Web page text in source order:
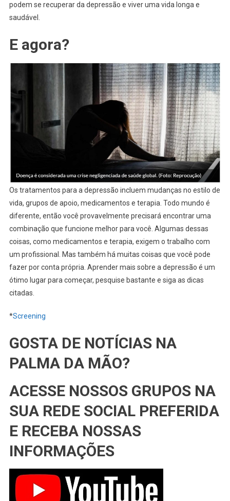
podem se recuperar da depressão e viver uma vida longa e
saudável.
E agora?
Os tratamentos para a depressão incluem mudanças no estilo de
vida, grupos de apoio, medicamentos e terapia. Todo mundo é
diferente, então você provavelmente precisará encontrar uma
combinação que funcione melhor para você. Algumas dessas
coisas, como medicamentos e terapia, exigem o trabalho com
um profissional. Mas também há muitas coisas que você pode
fazer por conta própria. Aprender mais sobre a depressão é um
ótimo lugar para começar, pesquise bastante e siga as dicas
citadas.
*Screening
GOSTA DE NOTÍCIAS NA
PALMA DA MÃO?
ACESSE NOSSOS GRUPOS NA
SUA REDE SOCIAL PREFERIDA
E RECEBA NOSSAS
INFORMAÇÕES